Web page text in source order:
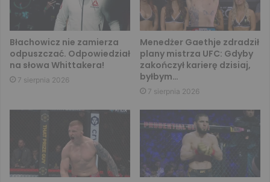
Błachowicz nie zamierza
odpuszczać. Odpowiedział
na słowa Whittakera!
7 sierpnia 2026
Menedżer Gaethje zdradził
plany mistrza UFC: Gdyby
zakończył karierę dzisiaj,
byłbym…
7 sierpnia 2026